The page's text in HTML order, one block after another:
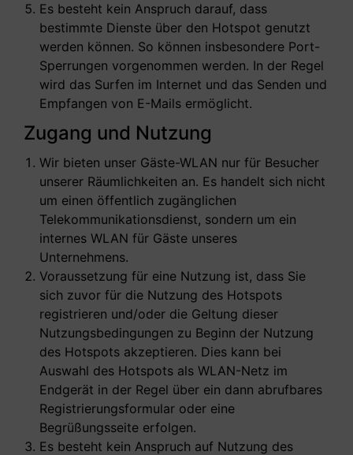
Es besteht kein Anspruch darauf, dass
bestimmte Dienste über den Hotspot genutzt
werden können. So können insbesondere Port-
Sperrungen vorgenommen werden. In der Regel
wird das Surfen im Internet und das Senden und
Empfangen von E-Mails ermöglicht.
Zugang und Nutzung
Wir bieten unser Gäste-WLAN nur für Besucher
unserer Räumlichkeiten an. Es handelt sich nicht
um einen öffentlich zugänglichen
Telekommunikationsdienst, sondern um ein
internes WLAN für Gäste unseres
Unternehmens.
Voraussetzung für eine Nutzung ist, dass Sie
sich zuvor für die Nutzung des Hotspots
registrieren und/oder die Geltung dieser
Nutzungsbedingungen zu Beginn der Nutzung
des Hotspots akzeptieren. Dies kann bei
Auswahl des Hotspots als WLAN-Netz im
Endgerät in der Regel über ein dann abrufbares
Registrierungsformular oder eine
Begrüßungsseite erfolgen.
Es besteht kein Anspruch auf Nutzung des